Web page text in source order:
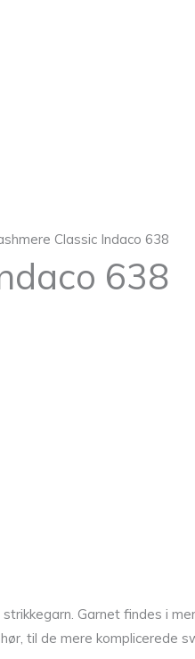
Classic Indaco 638
638
Garnet findes i
til de mere